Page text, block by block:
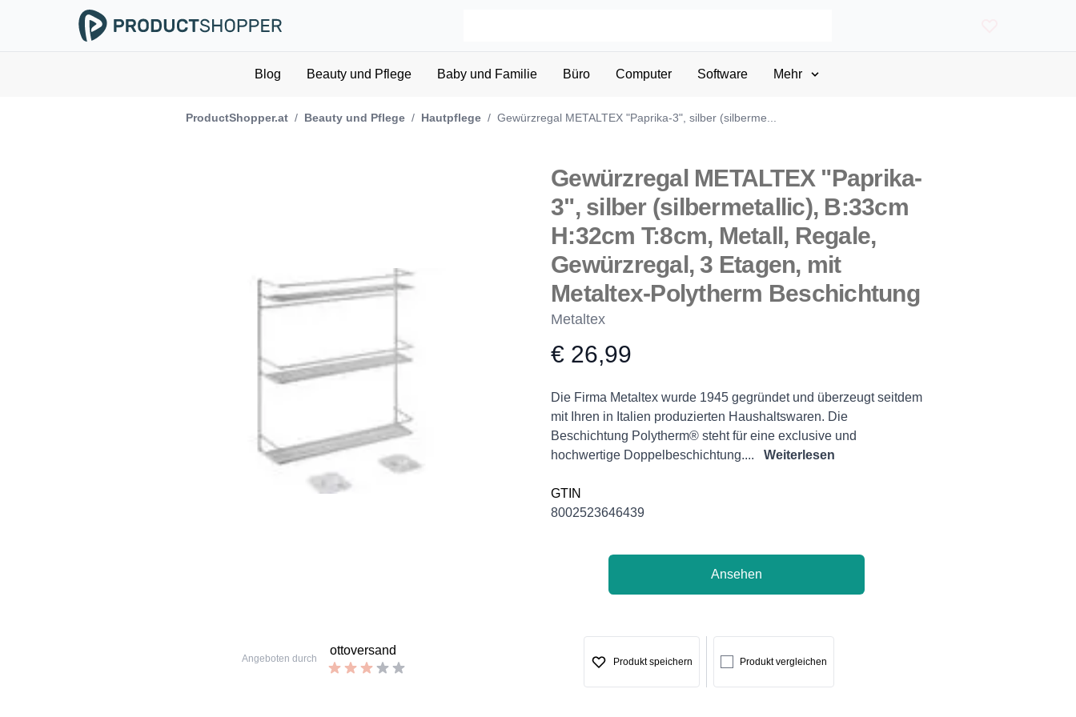
Blog Beauty und Pflege Baby und Familie Büro Computer Software Mehr
ProductShopper.at / Beauty und Pflege / Hautpflege / Gewürzregal METALTEX "Paprika-3", silber (silberme...
Gewürzregal METALTEX "Paprika-
3", silber (silbermetallic), B:33cm
H:32cm T:8cm, Metall, Regale,
Gewürzregal, 3 Etagen, mit
Metaltex-Polytherm Beschichtung
Metaltex
Product information
€ 26,99
Description
Die Firma Metaltex wurde 1945 gegründet und überzeugt seitdem
mit Ihren in Italien produzierten Haushaltswaren. Die
Beschichtung Polytherm® steht für eine exclusive und
hochwertige Doppelbeschichtung....
Weiterlesen
GTIN
8002523646439
Ansehen
Angeboten durch
ottoversand
Produkt speichern Produkt vergleichen